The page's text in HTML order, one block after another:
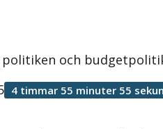
och
4 timmar 55 minuter 55